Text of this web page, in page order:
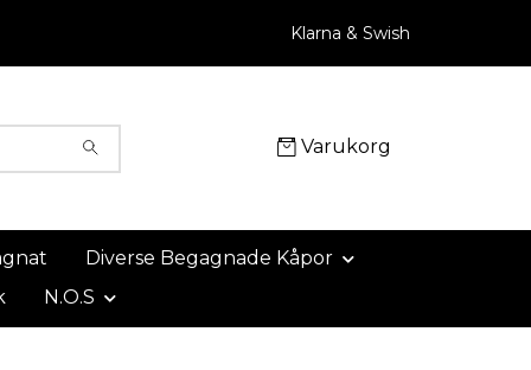
Klarna & Swish
Varukorg
Diverse Begagnade Kåpor
N.O.S